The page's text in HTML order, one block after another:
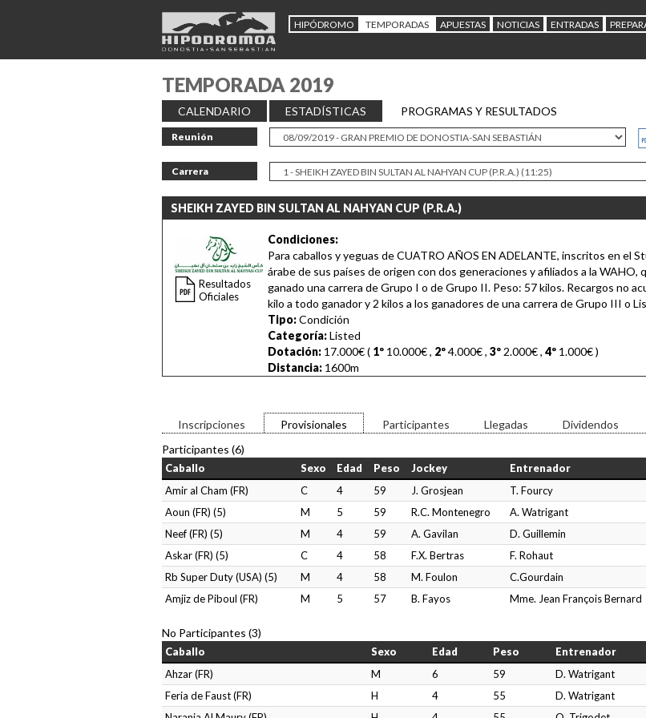
HIPÓDROMO TEMPORADAS APUESTAS NOTICIAS ENTRADAS
TEMPORADA 2019
CALENDARIO ESTADÍSTICAS PROGRAMAS Y RESULTADOS
Reunión
Carrera
SHEIKH ZAYED BIN SULTAN AL NAHYAN CUP (P.R.A.)
Resultados
Oficiales
Condiciones:
Para caballos y yeguas de CUATRO AÑOS EN ADELANTE, inscritos en el
árabe de sus países de origen con dos generaciones y afiliados a la WAHO,
ganado una carrera de Grupo I o de Grupo II. Peso: 57 kilos. Recargos no
kilo a todo ganador y 2 kilos a los ganadores de una carrera de Grupo III o
Tipo:Condición
Categoría:Listed
Dotación: 17.000€ ( 1º10.000€, 2º4.000€, 3º2.000€, 4º1.000€)
Distancia: 1600m
Inscripciones Provisionales Participantes Llegadas Dividendos
Participantes (6)
Caballo Sexo Edad Peso Jockey Entrenador
Amir al Cham (FR)
C 4 59 J. Grosjean T. Fourcy
Aoun (FR) (5)
M 5 59 R.C. Montenegro A. Watrigant
Neef (FR) (5)
M 4 59 A. Gavilan D. Guillemin
Askar (FR) (5)
C 4 58 F.X. Bertras F. Rohaut
Rb Super Duty (USA) (5)
M 4 58 M. Foulon C.Gourdain
Amjiz de Piboul (FR)
M 5 57 B. Fayos Mme. Jean François Bernard
No Participantes (3)
Caballo Sexo Edad Peso Entrenador
Ahzar (FR)
M 6 59 D. Watrigant
Feria de Faust (FR)
H 4 55 D. Watrigant